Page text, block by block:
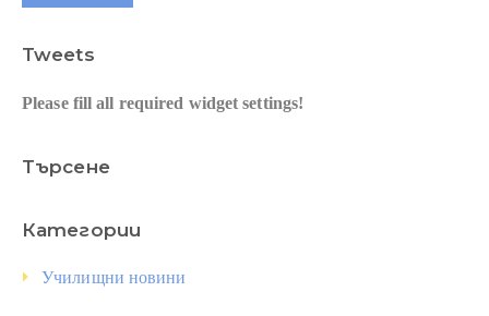
Tweets
Please fill all required widget settings!
Търсене
Категории
Училищни новини